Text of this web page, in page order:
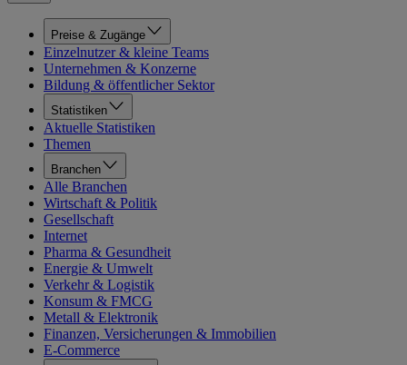
Preise & Zugänge
Einzelnutzer & kleine Teams
Unternehmen & Konzerne
Bildung & öffentlicher Sektor
Statistiken
Aktuelle Statistiken
Themen
Branchen
Alle Branchen
Wirtschaft & Politik
Gesellschaft
Internet
Pharma & Gesundheit
Energie & Umwelt
Verkehr & Logistik
Konsum & FMCG
Metall & Elektronik
Finanzen, Versicherungen & Immobilien
E-Commerce